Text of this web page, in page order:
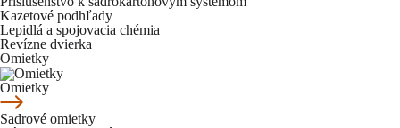
Kazetové podhľady
Lepidlá a spojovacia chémia
Revízne dvierka
Omietky
Omietky
Sadrové omietky